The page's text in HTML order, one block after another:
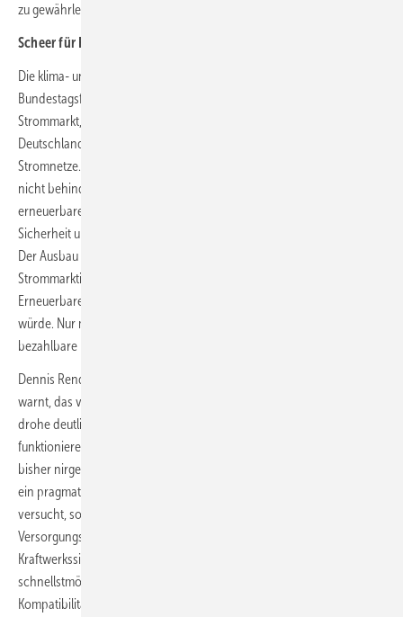
zu gewährleisten.
Scheer für Flexibilisierung und Dezentralisierung
Die klima- und energiepolitische Sprecherin der SPD-
Bundestagsfraktion, Nina Scheer, erklärt zum Optionenpapier
Strommarkt, beim Umstieg auf erneuerbare Energien brauche
Deutschland flexible Lösungen, Speicher und eine gute Nutzung der
Stromnetze. Diese dürften den Ausbau der erneuerbaren Energien
nicht behindern. Der künftige Strommarkt müsse sich an den
erneuerbaren Energien orientieren. „Dezentralisierung schafft dabei
Sicherheit und die Möglichkeit, vorhandene Flexibilität einzubinden.
Der Ausbau der Erneuerbaren Energien sollte dabei nicht als Teil der
Strommarktintegration verstanden werden, da dies den
Erneuerbaren-Ausbau bremsen und den Klimaschutz behindern
würde. Nur mit den Erneuerbaren sichern wir eine nachhaltige und
bezahlbare Energieversorgung."
Dennis Rendschmidt, Geschäftsführer von VDMA Power Systems,
warnt, das vom BMWK favorisierte Modell für gesicherte Leistung
drohe deutlich zu kompliziert zu werden, ohne klare Indikation, ob es
funktionieren wird. „Denn diese Art eines Kapazitätsmechanismus ist
bisher nirgendwo auf der Welt implementiert worden. Benötigt wird
ein pragmatischer Ansatz, der nicht jeden Eventualfall abzudecken
versucht, sondern vor allem das wichtige Ziel – die
Versorgungssicherheit – in den Mittelpunkt rückt.“
Kraftwerkssicherheitsgesetz (KWSG) müsse das BMWK nun ebenfalls
schnellstmöglich auf den Tisch legen, so dass die erforderliche
Kompatibilität sichergestellt werden kann und Investitionen angereizt